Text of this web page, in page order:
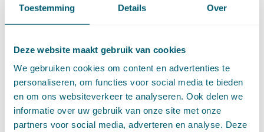
Toestemming Details Over
Deze website maakt gebruik van cookies
We gebruiken cookies om content en advertenties te
personaliseren, om functies voor social media te bieden
en om ons websiteverkeer te analyseren. Ook delen we
informatie over uw gebruik van onze site met onze
partners voor social media, adverteren en analyse. Deze
september (4)
augustus (7)
juli (4)
mei (6)
april (11)
maart (14)
februari (11)
januari (15)
2020 (154)
december (6)
november (14)
oktober (14)
september (8)